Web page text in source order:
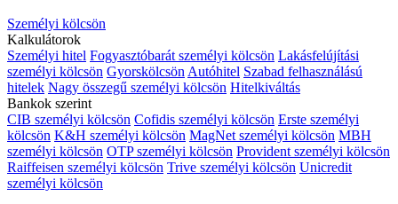
Személyi kölcsön
Kalkulátorok
Személyi hitel Fogyasztóbarát személyi kölcsön Lakásfelújítási
személyi kölcsön Gyorskölcsön Autóhitel Szabad felhasználású
hitelek Nagy összegű személyi kölcsön Hitelkiváltás
Bankok szerint
CIB személyi kölcsön Cofidis személyi kölcsön Erste személyi
kölcsön K&H személyi kölcsön MagNet személyi kölcsön MBH
személyi kölcsön OTP személyi kölcsön Provident személyi kölcsön
Raiffeisen személyi kölcsön Trive személyi kölcsön Unicredit
személyi kölcsön